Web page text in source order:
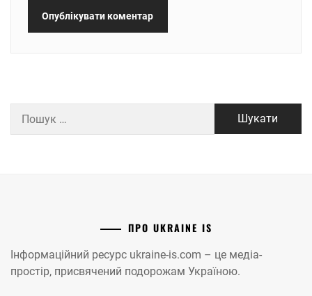
ПРО UKRAINE IS
Інформаційний ресурс ukraine-is.com – це медіа-
простір, присвячений подорожам Україною.